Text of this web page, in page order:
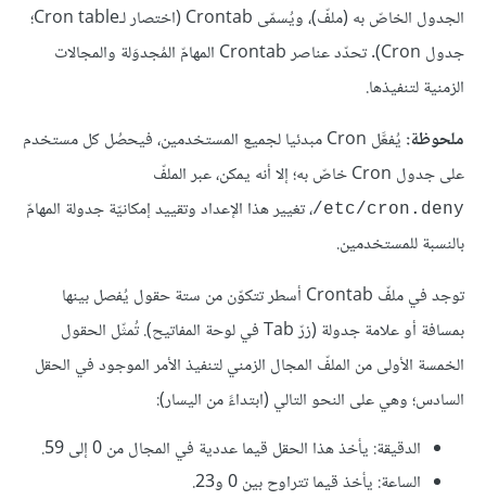
الجدول الخاصّ به (ملفّ)، ويُسمّى Crontab (اختصار لـCron table؛
جدول Cron). تحدّد عناصر Crontab المهامّ المُجدوَلة والمجالات
الزمنية لتنفيذها.
ملحوظة:
يُفعَّل Cron مبدئيا لجميع المستخدمين، فيحصُل كل مستخدم
على جدول Cron خاصّ به؛ إلا أنه يمكن، عبر الملفّ
etc/cron.deny/
، تغيير هذا الإعداد وتقييد إمكانيّة جدولة المهامّ
بالنسبة للمستخدمين.
توجد في ملفّ Crontab أسطر تتكوّن من ستة حقول يُفصل بينها
بمسافة أو علامة جدولة (زرّ Tab في لوحة المفاتيح). تُمثّل الحقول
الخمسة الأولى من الملفّ المجال الزمني لتنفيذ الأمر الموجود في الحقل
السادس؛ وهي على النحو التالي (ابتداءً من اليسار):
الدقيقة: يأخذ هذا الحقل قيما عددية في المجال من 0 إلى 59.
الساعة: يأخذ قيما تتراوح بين 0 و23.